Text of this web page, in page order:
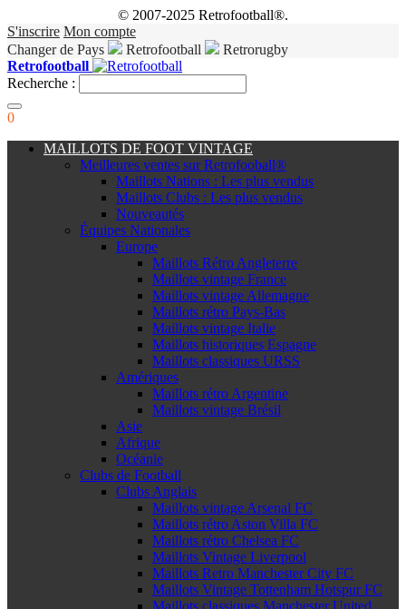
© 2007-2025 Retrofootball®.
S'inscrire Mon compte
Changer de Pays
Retrofootball
Retrorugby
Retrofootball
Recherche :
0
MAILLOTS DE FOOT VINTAGE
Meilleures ventes sur Retrofooball®
Maillots Nations : Les plus vendus
Maillots Clubs : Les plus vendus
Nouveautés
Équipes Nationales
Europe
Maillots Rétro Angleterre
Maillots vintage France
Maillots vintage Allemagne
Maillots rétro Pays-Bas
Maillots vintage Italie
Maillots historiques Espagne
Maillots classiques URSS
Amériques
Maillots rétro Argentine
Maillots vintage Brésil
Asie
Afrique
Océanie
Clubs de Football
Clubs Anglais
Maillots vintage Arsenal FC
Maillots rétro Aston Villa FC
Maillots rétro Chelsea FC
Maillots Vintage Liverpool
Maillots Retro Manchester City FC
Maillots Vintage Tottenham Hotspur FC
Maillots classiques Manchester United